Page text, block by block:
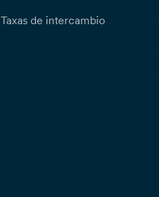
Taxas de intercambio